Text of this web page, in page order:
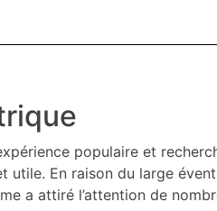
populaire et
En raison du large
a attiré l’attention de